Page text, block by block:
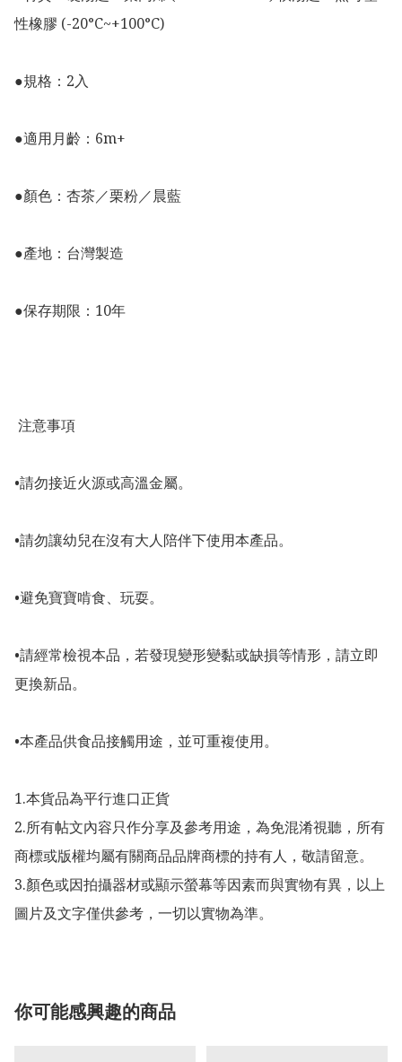
性橡膠 (-20°C~+100°C)
●規格：2入
●適用月齡：6m+
●顏色：杏茶／栗粉／晨藍
●產地：台灣製造
●保存期限：10年
•請勿接近火源或高溫金屬。
•請勿讓幼兒在沒有大人陪伴下使用本產品。
•避免寶寶啃食、玩耍。
•請經常檢視本品，若發現變形變黏或缺損等情形，請立即
更換新品。
•本產品供食品接觸用途，並可重複使用。
1.本貨品為平行進口正貨
2.所有帖文內容只作分享及參考用途，為免混淆視聽，所有
商標或版權均屬有關商品品牌商標的持有人，敬請留意。
3.顏色或因拍攝器材或顯示螢幕等因素而與實物有異，以上
圖片及文字僅供參考，一切以實物為準。
你可能感興趣的商品